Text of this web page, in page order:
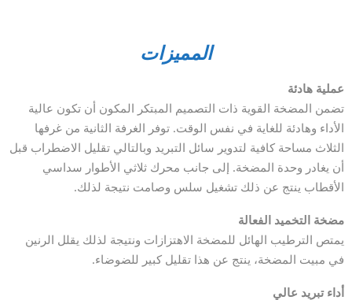
المميزات
عملية هادئة
تضمن المضخة القوية ذات التصميم المبتكر المكون أن تكون عالية
الأداء وهادئة للغاية في نفس الوقت. توفر الغرفة الثانية من غرفها
الثلاث مساحة كافية لتدوير سائل التبريد وبالتالي تقليل الاضطراب قبل
أن يغادر وحدة المضخة. إلى جانب محرك ثلاثي الأطوار سداسي
الأقطاب ينتج عن ذلك تشغيل سلس وصامت نتيجة لذلك.
مضخة التخميد الفعالة
يمتص الترطيب الهائل للمضخة الاهتزازات ونتيجة لذلك يقلل الرنين
في مبيت المضخة، ينتج عن هذا تقليل كبير للضوضاء.
أداء تبريد عالي